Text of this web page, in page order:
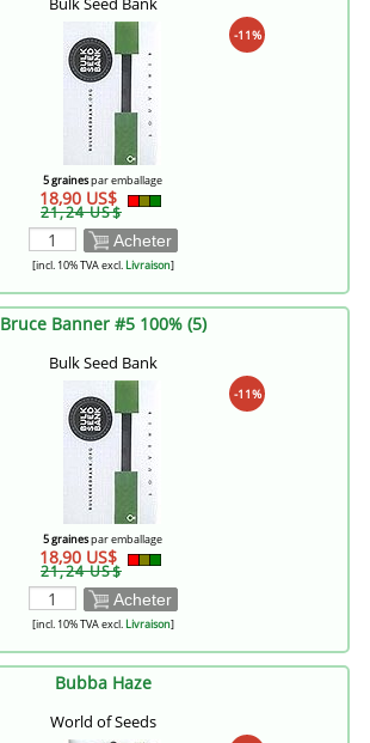
-11%
5 grainespar emballage
18,90 US$
21,24 US$
Acheter
[incl. 10% TVA excl.Livraison]
Bruce Banner #5 100% (5)
Bulk Seed Bank
-11%
5 grainespar emballage
18,90 US$
21,24 US$
Acheter
[incl. 10% TVA excl.Livraison]
Bubba Haze
World of Seeds